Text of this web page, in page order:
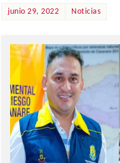
junio 29, 2022 Noticias